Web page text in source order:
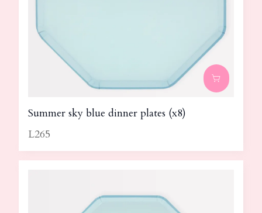
Summer sky blue dinner plates (x8)
L265